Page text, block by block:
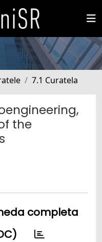
7.1 Curatela
the
completa